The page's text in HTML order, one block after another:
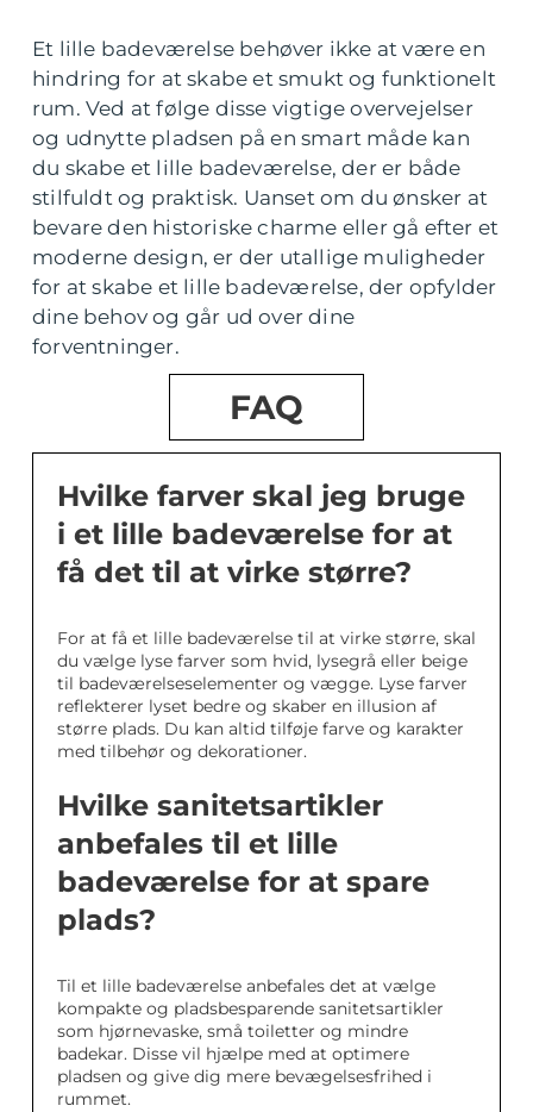
Et lille badeværelse behøver ikke at være en
hindring for at skabe et smukt og funktionelt
rum. Ved at følge disse vigtige overvejelser
og udnytte pladsen på en smart måde kan
du skabe et lille badeværelse, der er både
stilfuldt og praktisk. Uanset om du ønsker at
bevare den historiske charme eller gå efter et
moderne design, er der utallige muligheder
for at skabe et lille badeværelse, der opfylder
dine behov og går ud over dine
forventninger.
FAQ
Hvilke farver skal jeg bruge
i et lille badeværelse for at
få det til at virke større?
For at få et lille badeværelse til at virke større, skal
du vælge lyse farver som hvid, lysegrå eller beige
til badeværelseselementer og vægge. Lyse farver
reflekterer lyset bedre og skaber en illusion af
større plads. Du kan altid tilføje farve og karakter
med tilbehør og dekorationer.
Hvilke sanitetsartikler
anbefales til et lille
badeværelse for at spare
plads?
Til et lille badeværelse anbefales det at vælge
kompakte og pladsbesparende sanitetsartikler
som hjørnevaske, små toiletter og mindre
badekar. Disse vil hjælpe med at optimere
pladsen og give dig mere bevægelsesfrihed i
rummet.